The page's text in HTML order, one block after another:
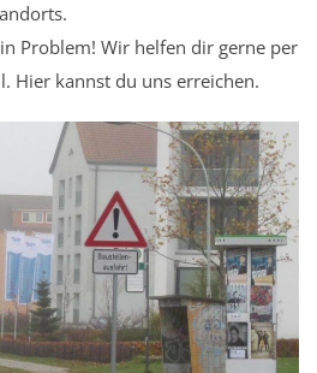
Problem! Wir helfen dir gerne per
Hier kannst du uns erreichen.